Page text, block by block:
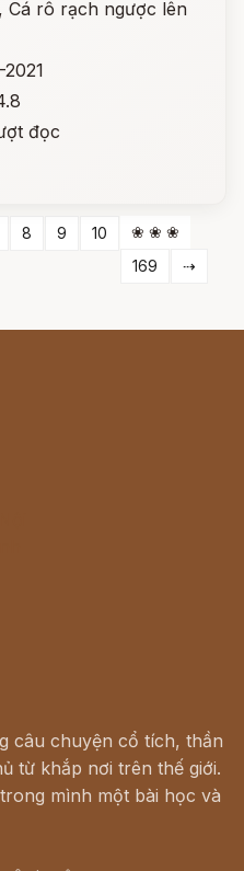
Cá rô rạch ngược lên
2021
đọc
8 9 10
❀ ❀ ❀
169
⇢
câu chuyện cổ tích, thần
từ khắp nơi trên thế giới.
mình một bài học và